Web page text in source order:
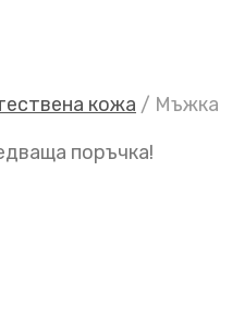
кожа / Мъжка
поръчка!